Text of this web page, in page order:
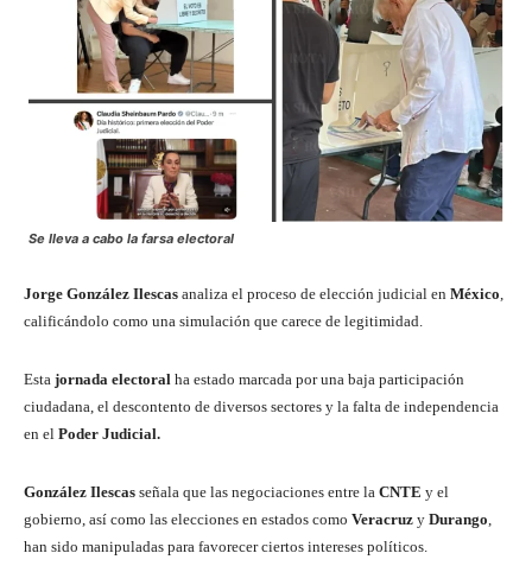
Se lleva a cabo la farsa electoral
Jorge González Ilescas analiza el proceso de elección judicial en México
calificándolo como una simulación que carece de legitimidad.
Esta jornada electoral ha estado marcada por una baja participación
ciudadana, el descontento de diversos sectores y la falta de independencia
en el Poder Judicial.
González Ilescas señala que las negociaciones entre la CNTE y el
gobierno, así como las elecciones en estados como Veracruz y Durango
han sido manipuladas para favorecer ciertos intereses políticos.